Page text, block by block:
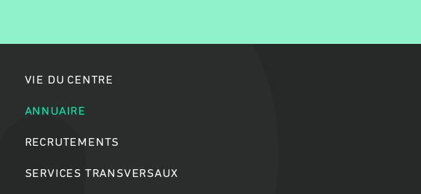
VIE DU CENTRE
ANNUAIRE
RECRUTEMENTS
SERVICES TRANSVERSAUX